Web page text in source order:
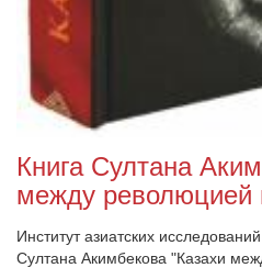
Книга Султана
между революцией
Институт азиатских
Султана Акимбекова "Казахи